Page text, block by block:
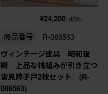
¥24,200 (税込)
商品番号 R-086563
ヴィンテージ建具 昭和後
期 上品な桟組みが引き立つ
雪見障子戸2枚セット (R-
086563)